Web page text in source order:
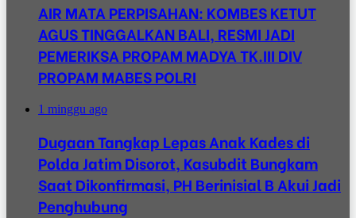
AIR MATA PERPISAHAN: KOMBES KETUT
AGUS TINGGALKAN BALI, RESMI JADI
PEMERIKSA PROPAM MADYA TK.III DIV
PROPAM MABES POLRI
1 minggu ago
Dugaan Tangkap Lepas Anak Kades di
Polda Jatim Disorot, Kasubdit Bungkam
Saat Dikonfirmasi, PH Berinisial B Akui Jadi
Penghubung